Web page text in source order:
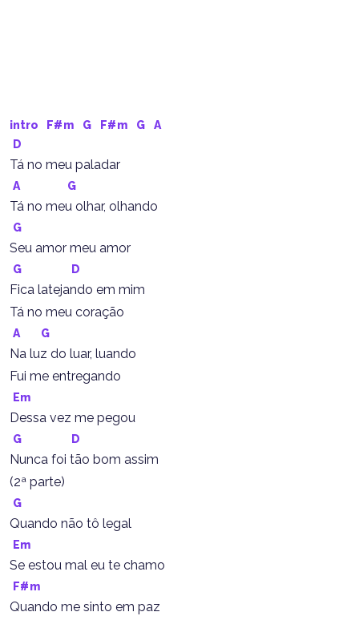
intro F#m G F#m G
A
D
Tá no meu paladar
A G
Tá no meu olhar, olhando
G
Seu amor meu amor
G D
Fica latejando em mim
Tá no meu coração
A G
Na luz do luar, luando
Fui me entregando
Em
Dessa vez me pegou
G D
Nunca foi tão bom assim
(2ª parte)
G
Quando não tô legal
Em
Se estou mal eu te chamo
F#m
Quando me sinto em paz